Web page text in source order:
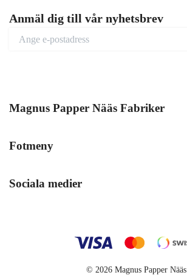
Anmäl dig till vår nyhetsbrev
Magnus Papper Nääs Fabriker
Fotmeny
Sociala medier
© 2026 Magnus Papper Nääs